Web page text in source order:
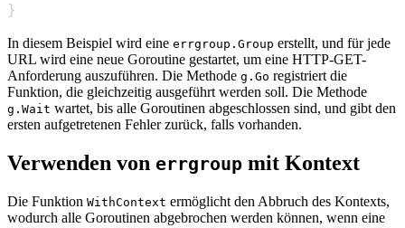
}
In diesem Beispiel wird eine errgroup.Group erstellt, und für jede
URL wird eine neue Goroutine gestartet, um eine HTTP-GET-
Anforderung auszuführen. Die Methode g.Go registriert die
Funktion, die gleichzeitig ausgeführt werden soll. Die Methode
g.Wait wartet, bis alle Goroutinen abgeschlossen sind, und gibt den
ersten aufgetretenen Fehler zurück, falls vorhanden.
Verwenden von errgroup mit Kontext
Die Funktion WithContext ermöglicht den Abbruch des Kontexts,
wodurch alle Goroutinen abgebrochen werden können, wenn eine